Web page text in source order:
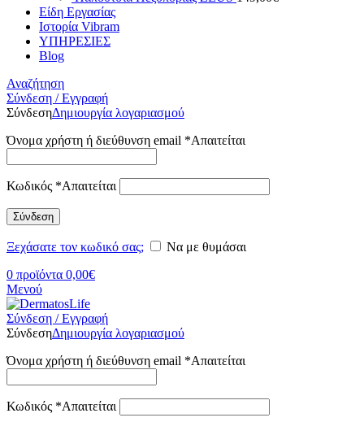
Είδη Εργασίας
Ιστορία Vibram
ΥΠΗΡΕΣΙΕΣ
Blog
Αναζήτηση
Σύνδεση / Εγγραφή
ΣύνδεσηΔημιουργία λογαριασμού
Όνομα χρήστη ή διεύθυνση email *Απαιτείται
Κωδικός *Απαιτείται
Σύνδεση
Ξεχάσατε τον κωδικό σας;
Να με θυμάσαι
0 προϊόντα 0,00€
Μενού
Σύνδεση / Εγγραφή
ΣύνδεσηΔημιουργία λογαριασμού
Όνομα χρήστη ή διεύθυνση email *Απαιτείται
Κωδικός *Απαιτείται